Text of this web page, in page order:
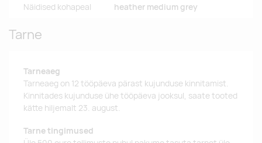
Näidised kohapeal heather medium grey
Tarne
Tarneaeg
Tarneaeg on 12 tööpäeva pärast kujunduse kinnitamist.
Kinnitades kujunduse ühe tööpäeva jooksul, saate tooted
kätte hiljemalt 23. august.
Tarne tingimused